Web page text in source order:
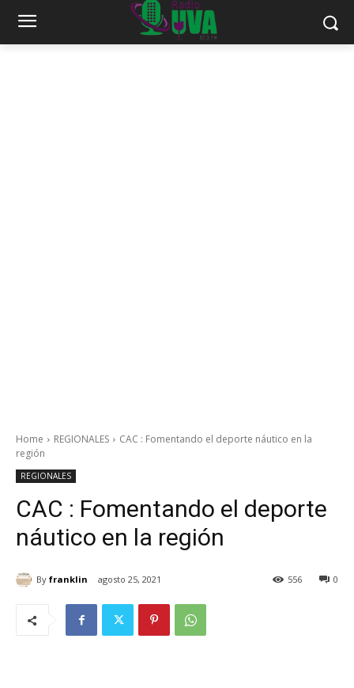
Home REGIONALES
CAC : Fomentando el deporte náutico en la
región
REGIONALES
CAC : Fomentando el deporte
náutico en la región
By franklin agosto 25, 2021 0
556